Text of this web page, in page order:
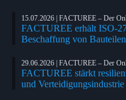
15.07.2026 | FACTUREE – Der
FACTUREE erhält ISO-
Beschaffung von Bauteilen
29.06.2026 | FACTUREE – Der
FACTUREE stärkt
und Verteidigungsindustrie